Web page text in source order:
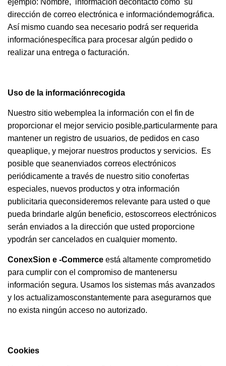
ejemplo: Nombre, información decontacto como su
dirección de correo electrónica e informacióndemográfica.
Así mismo cuando sea necesario podrá ser requerida
informaciónespecífica para procesar algún pedido o
realizar una entrega o facturación.
Uso de la informaciónrecogida
Nuestro sitio webemplea la información con el fin de
proporcionar el mejor servicio posible,particularmente para
mantener un registro de usuarios, de pedidos en caso
queaplique, y mejorar nuestros productos y servicios. Es
posible que seanenviados correos electrónicos
periódicamente a través de nuestro sitio conofertas
especiales, nuevos productos y otra información
publicitaria queconsideremos relevante para usted o que
pueda brindarle algún beneficio, estoscorreos electrónicos
serán enviados a la dirección que usted proporcione
ypodrán ser cancelados en cualquier momento.
ConexSion e -Commerce está altamente comprometido
para cumplir con el compromiso de mantenersu
información segura. Usamos los sistemas más avanzados
y los actualizamosconstantemente para asegurarnos que
no exista ningún acceso no autorizado.
Cookies